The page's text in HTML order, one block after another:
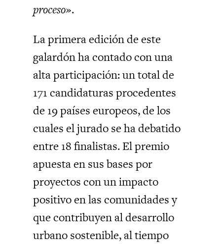
proceso».
La primera edición de este
galardón ha contado con una
alta participación: un total de
171 candidaturas procedentes
de 19 países europeos, de los
cuales el jurado se ha debatido
entre 18 finalistas. El premio
apuesta en sus bases por
proyectos con un impacto
positivo en las comunidades y
que contribuyen al desarrollo
urbano sostenible, al tiempo